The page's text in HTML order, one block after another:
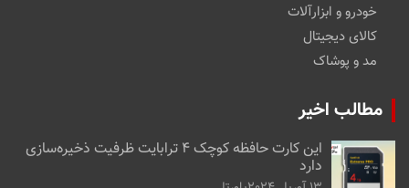
خودرو و ابزارآلات
کالای دیجیتال
مد و پوشاک
مطالب اخیر
این کارت حافظه کوچک ۴ ترابایت ظرفیت ذخیره‌سازی
دارد